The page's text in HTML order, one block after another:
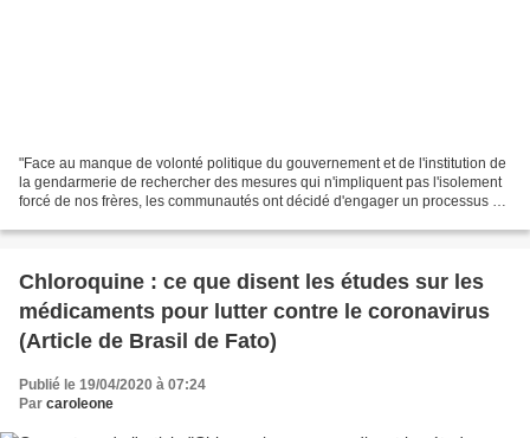
"Face au manque de volonté politique du gouvernement et de l'institution de
la gendarmerie de rechercher des mesures qui n'impliquent pas l'isolement
forcé de nos frères, les communautés ont décidé d'engager un processus de
Chloroquine : ce que disent les études sur les
médicaments pour lutter contre le coronavirus
(Article de Brasil de Fato)
Publié le 19/04/2020 à 07:24
Par caroleone